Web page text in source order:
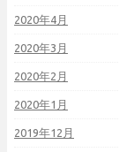
2020年4月
2020年3月
2020年2月
2020年1月
2019年12月